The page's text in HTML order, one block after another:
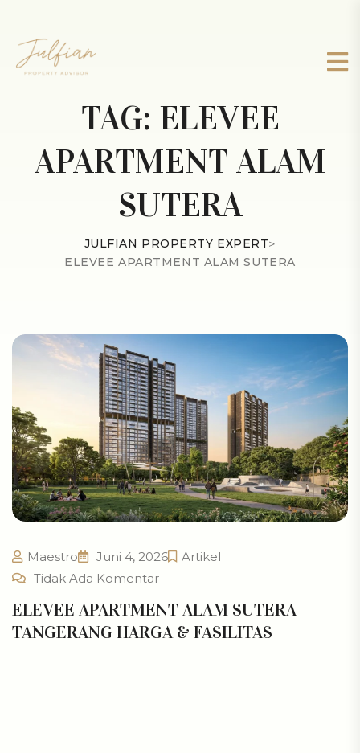
TAG: ELEVEE
APARTMENT ALAM
SUTERA
JULFIAN PROPERTY EXPERT>
ELEVEE APARTMENT ALAM SUTERA
Maestro Juni 4, 2026
Artikel
Tidak Ada Komentar
ELEVEE APARTMENT ALAM SUTERA
TANGERANG HARGA & FASILITAS